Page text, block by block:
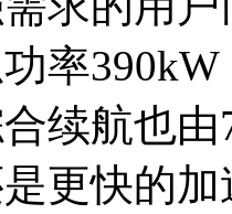
率
续航也
更快的